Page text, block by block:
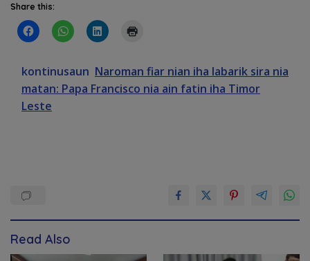
Share this:
kontinusaun Naroman fiar nian iha labarik sira nia
matan: Papa Francisco nia ain fatin iha Timor
Leste
Read Also